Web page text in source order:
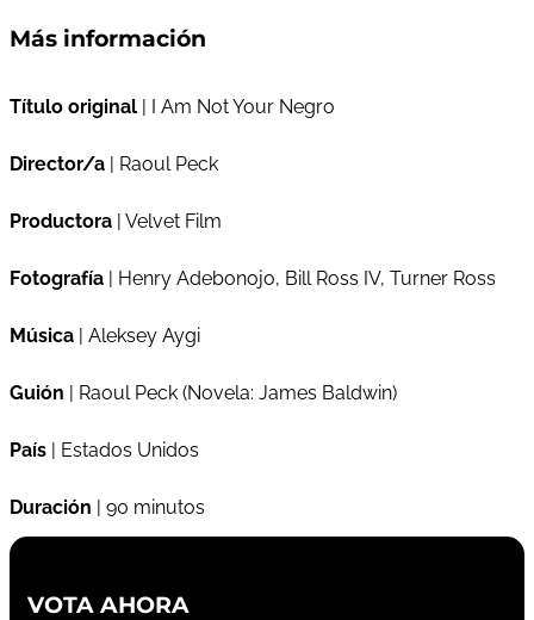
Más información
Título original | I Am Not Your Negro
Director/a | Raoul Peck
Productora | Velvet Film
Fotografía | Henry Adebonojo, Bill Ross IV, Turner Ross
Música | Aleksey Aygi
Guión | Raoul Peck (Novela: James Baldwin)
País | Estados Unidos
Duración | 90 minutos
VOTA AHORA